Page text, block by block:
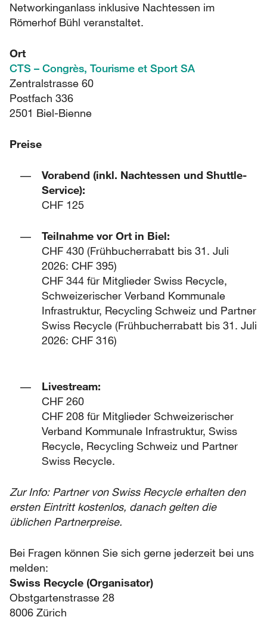
Networkinganlass inklusive Nachtessen im
Römerhof Bühl veranstaltet.
Ort
CTS – Congrès, Tourisme et Sport SA
Zentralstrasse 60
Postfach 336
2501 Biel-Bienne
Preise
Vorabend (inkl. Nachtessen und Shuttle-
Service):
CHF 125
Teilnahme vor Ort in Biel:
CHF 430 (Frühbucherrabatt bis 31. Juli
2026: CHF 395)
CHF 344 für Mitglieder Swiss Recycle,
Schweizerischer Verband Kommunale
Infrastruktur, Recycling Schweiz und Partner
Swiss Recycle (Frühbucherrabatt bis 31. Juli
2026: CHF 316)
Livestream:
CHF 260
CHF 208 für Mitglieder Schweizerischer
Verband Kommunale Infrastruktur, Swiss
Recycle, Recycling Schweiz und Partner
Swiss Recycle.
Zur Info: Partner von Swiss Recycle erhalten den
ersten Eintritt kostenlos, danach gelten die
üblichen Partnerpreise.
Bei Fragen können Sie sich gerne jederzeit bei uns
melden:
Swiss Recycle (Organisator)
Obstgartenstrasse 28
8006 Zürich